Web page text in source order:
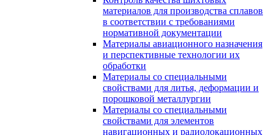
материалов для производства сплавов
в соответствии с требованиями
нормативной документации
Материалы авиационного назначения
и перспективные технологии их
обработки
Материалы со специальными
свойствами для литья, деформации и
порошковой металлургии
Материалы со специальными
свойствами для элементов
навигационных и радиолокационных